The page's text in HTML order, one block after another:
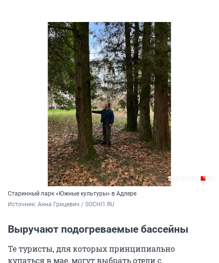
Старинный парк «Южные культуры» в Адлере
Источник: Анна Грицевич / SOCHI1.RU
Выручают подогреваемые бассейны
Те туристы, для которых принципиально
купаться в мае, могут выбрать отели с